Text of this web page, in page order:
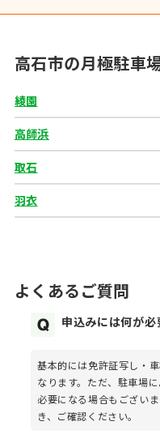
高石市の月極駐車
綾園
高師浜
取石
羽衣
よくあるご質問
申込みには何が必
基本的には免許証写し・
なります。ただ、駐車場
必要になる場合もござい
き、ご確認ください。